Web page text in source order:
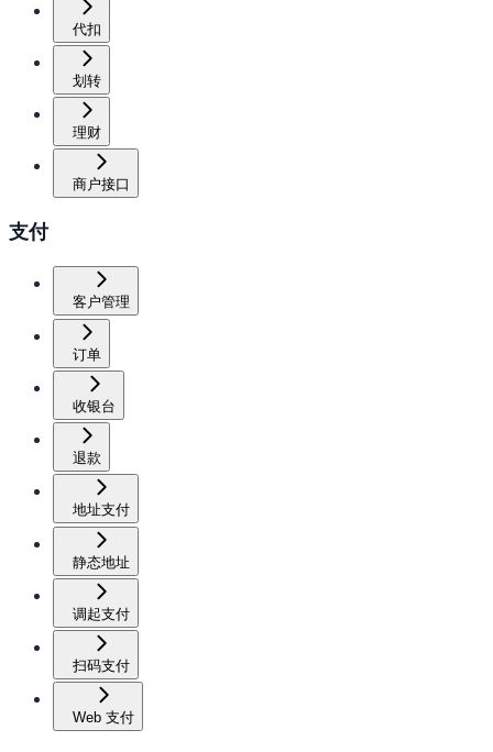
代扣
划转
理财
商户接口
支付
客户管理
订单
收银台
退款
地址支付
静态地址
调起支付
扫码支付
Web 支付